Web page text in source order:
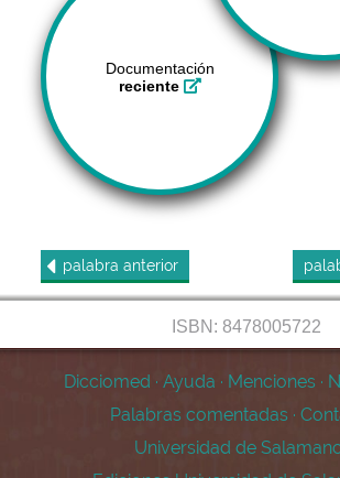
Documentación
reciente
palabra anterior
ISBN: 8478005722
Dicciomed · Ayuda · Menciones ·
Palabras comentadas ·
Universidad de